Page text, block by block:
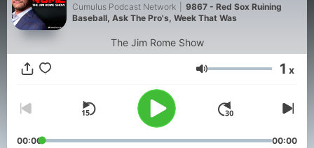
Cumulus Podcast Network
9867 - Red Sox Ruining
Baseball, Ask The Pro's, Week That Was
The Jim Rome Show
Volumen 1 x
00:00 00:00